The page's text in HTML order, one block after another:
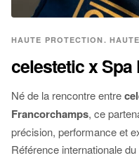
HAUTE PROTECTION.
celestetic x
Né de la rencontre entre
Francorchamps, ce
précision, performance et
Référence internationale